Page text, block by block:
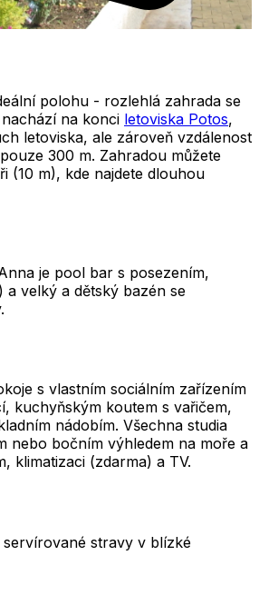
polohu - rozlehlá zahrada se
na konci letoviska Potos,
letoviska, ale zároveň vzdálenost
300 m. Zahradou můžete
(10 m), kde najdete dlouhou
je pool bar s posezením,
a velký a dětský bazén se
s vlastním sociálním zařízením
kuchyňským koutem s vařičem,
nádobím. Všechna studia
nebo bočním výhledem na moře a
klimatizaci (zdarma) a TV.
stravy v blízké